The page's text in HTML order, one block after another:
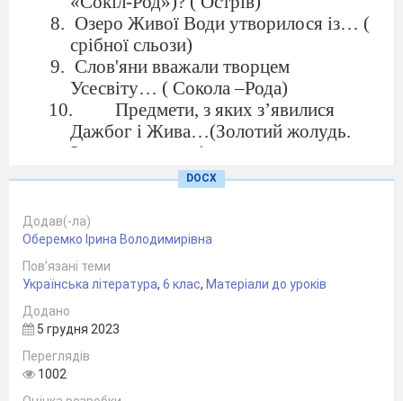
Озеро Живої Води утворилося із… (
срібної сльози)
Слов'яни вважали творцем
Усесвіту… ( Сокола –Рода)
Предмети, з яких з’явилися
Дажбог і Жива…(Золотий жолудь.
Золоте зернятко)
Продовжіть : «Ти є Дажбог,
( «Засаджувати лісами та гаями»)
Рід людський зачали …( Дажбог
і Жива
DOCX
Додав(-ла)
Оберемко Ірина Володимирівна
Пов’язані теми
Українська література, 6 клас, Матеріали до уроків
Додано
5 грудня 2023
Переглядів
1002